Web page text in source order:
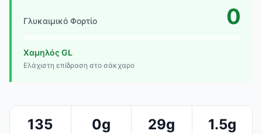
Γλυκαιμικό Φορτίο 0
Χαμηλός GL
Ελάχιστη επίδραση στο σάκχαρο
135 0g 29g 1.5g